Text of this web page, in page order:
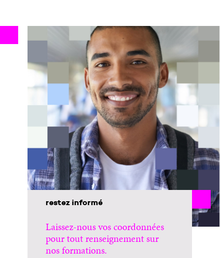
restez informé
Laissez-nous vos coordonnées
pour tout renseignement sur
nos formations.